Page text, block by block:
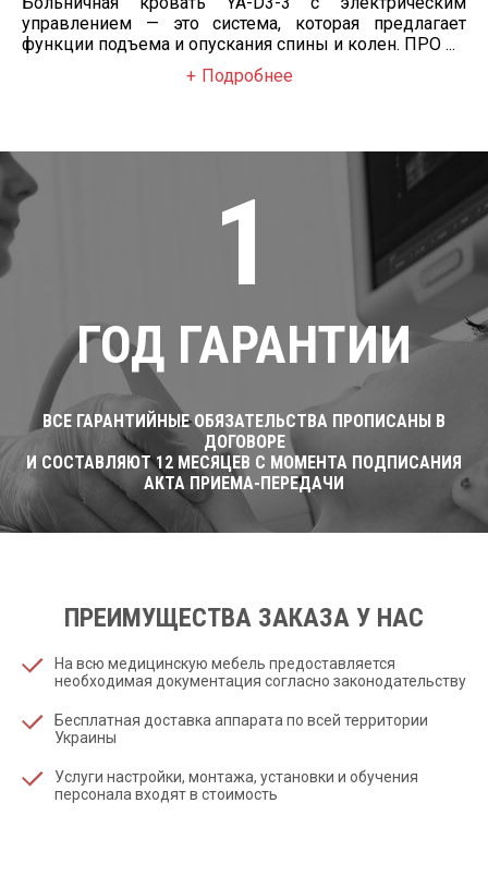
управлением — это система, которая предлагает
функции подъема и опускания спины и колен. ПРО ...
Подробнее
1
ГОД ГАРАНТИИ
ВСЕ ГАРАНТИЙНЫЕ ОБЯЗАТЕЛЬСТВА ПРОПИСАНЫ В
ДОГОВОРЕ
И СОСТАВЛЯЮТ 12 МЕСЯЦЕВ С МОМЕНТА ПОДПИСАНИЯ
АКТА ПРИЕМА-ПЕРЕДАЧИ
ПРЕИМУЩЕСТВА ЗАКАЗА У НАС
На всю медицинскую мебель предоставляется
необходимая документация согласно законодательству
Бесплатная доставка аппарата по всей территории
Украины
Услуги настройки, монтажа, установки и обучения
персонала входят в стоимость